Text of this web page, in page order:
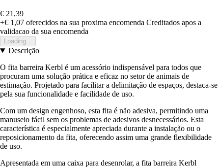
€ 21,39
+€ 1,07 oferecidos na sua proxima encomenda Creditados apos a
validacao da sua encomenda
Loading...
Descrição
O fita barreira Kerbl é um acessório indispensável para todos que
procuram uma solução prática e eficaz no setor de animais de
estimação. Projetado para facilitar a delimitação de espaços, destaca-se
pela sua funcionalidade e facilidade de uso.
Com um design engenhoso, esta fita é não adesiva, permitindo uma
manuseio fácil sem os problemas de adesivos desnecessários. Esta
característica é especialmente apreciada durante a instalação ou o
reposicionamento da fita, oferecendo assim uma grande flexibilidade
de uso.
Apresentada em uma caixa para desenrolar, a fita barreira Kerbl